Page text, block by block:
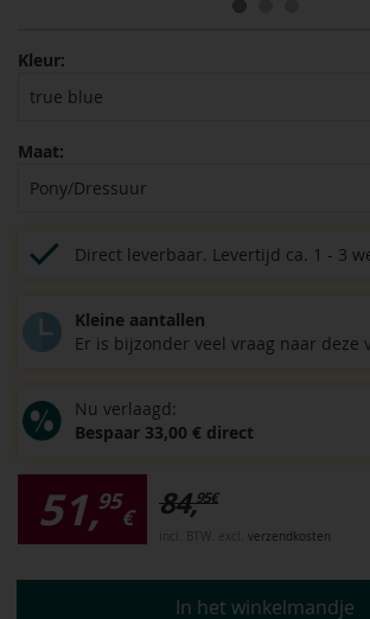
Kleur:
true blue
Maat:
Pony/Dressuur
Direct leverbaar. Levertijd ca. 1 - 3
Kleine aantallen
Er is bijzonder veel vraag naar deze
Nu verlaagd:
Bespaar 33,00 € direct
51,95
€ 84,95€
incl. BTW. excl. verzendkosten
In het winkelmandje